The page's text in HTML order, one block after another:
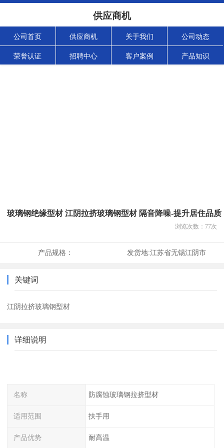
供应商机
公司首页 供应商机 关于我们 公司动态
荣誉认证 招聘中心 客户案例 产品知识
玻璃钢绝缘型材 江阴拉挤玻璃钢型材 隔音降噪-提升居住品质
浏览次数： 77次
产品规格： 发货地:江苏省无锡江阴市
关键词
江阴拉挤玻璃钢型材
详细说明
名称 防腐蚀玻璃钢拉挤型材
适用范围 扶手用
产品优势 耐高温